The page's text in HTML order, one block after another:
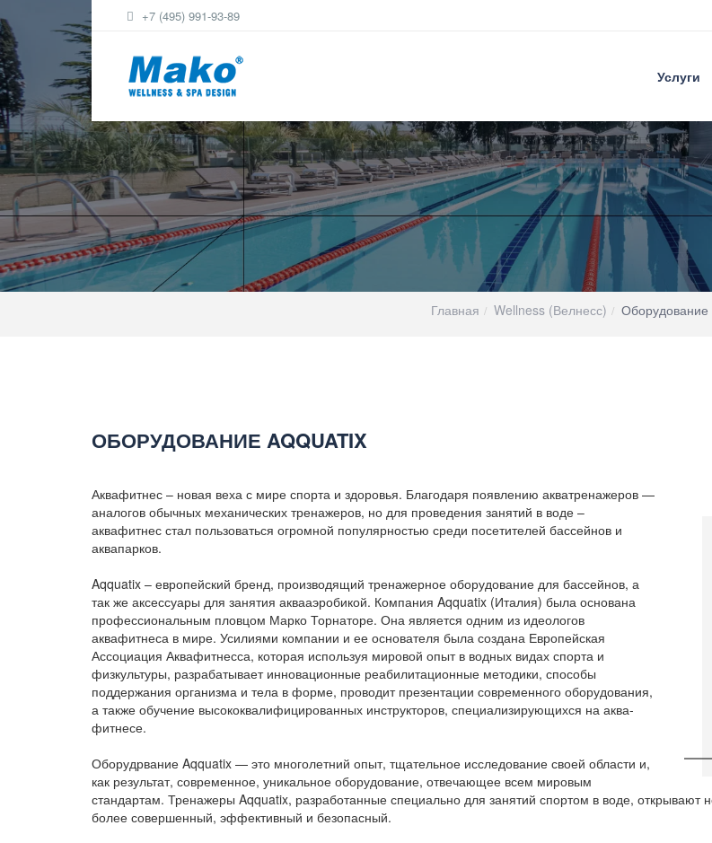
+7 (495) 991-93-89
Услуги
Главная Wellness (Велнесс) Оборудование
ОБОРУДОВАНИЕ AQQUATIX
Аквафитнес – новая веха с мире спорта и здоровья. Благодаря появлению акватренажеров —
аналогов обычных механических тренажеров, но для проведения занятий в воде –
аквафитнес стал пользоваться огромной популярностью среди посетителей бассейнов и
аквапарков.
Aqquatix – европейский бренд, производящий тренажерное оборудование для бассейнов, а
так же аксессуары для занятия аквааэробикой. Компания Aqquatix (Италия) была основана
профессиональным пловцом Марко Торнаторе. Она является одним из идеологов
аквафитнеса в мире. Усилиями компании и ее основателя была создана Европейская
Ассоциация Аквафитнесса, которая используя мировой опыт в водных видах спорта и
физкультуры, разрабатывает инновационные реабилитационные методики, способы
поддержания организма и тела в форме, проводит презентации современного оборудования,
а также обучение высококвалифицированных инструкторов, специализирующихся на аква-
фитнесе.
Оборудрвание Aqquatix — это многолетний опыт, тщательное исследование своей области и,
как результат, современное, уникальное оборудование, отвечающее всем мировым
стандартам. Тренажеры Aqquatix, разработанные специально для занятий спортом в воде,
более совершенный, эффективный и безопасный.